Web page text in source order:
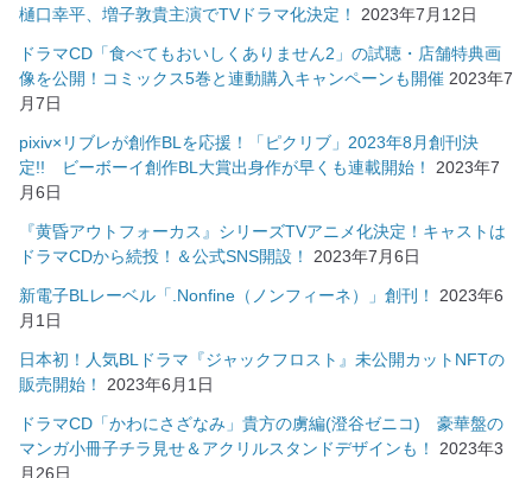
樋口幸平、増子敦貴主演でTVドラマ化決定！
2023年7月12日
ドラマCD「食べてもおいしくありません2」の試聴・店舗特典画
像を公開！コミックス5巻と連動購入キャンペーンも開催 2023年7
月7日
pixiv×リブレが創作BLを応援！「ピクリブ」2023年8月創刊決
定!! ビーボーイ創作BL大賞出身作が早くも連載開始！
2023年7
月6日
『黄昏アウトフォーカス』シリーズTVアニメ化決定！キャストは
ドラマCDから続投！＆公式SNS開設！
2023年7月6日
新電子BLレーベル「.Nonfine（ノンフィーネ）」創刊！
2023年6
月1日
日本初！人気BLドラマ『ジャックフロスト』未公開カットNFTの
販売開始！
2023年6月1日
ドラマCD「かわにさざなみ」貴方の虜編(澄谷ゼニコ) 豪華盤の
マンガ小冊子チラ見せ＆アクリルスタンドデザインも！
2023年3
月26日